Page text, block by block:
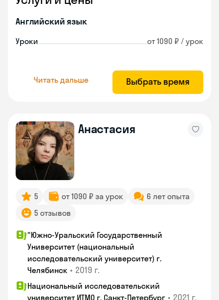
Английский язык
Уроки от 1090 ₽ / урок
Читать дальше Выбрать время
Анастасия
5 от 1090 ₽ за урок
6 лет опыта
5 отзывов
"Южно-Уральский Государственный
Университет (национальный
исследовательский университет) г.
Челябинск • 2019 г.
Национальный исследовательский
университет ИТМО г. Санкт-Петербург • 2021 г.